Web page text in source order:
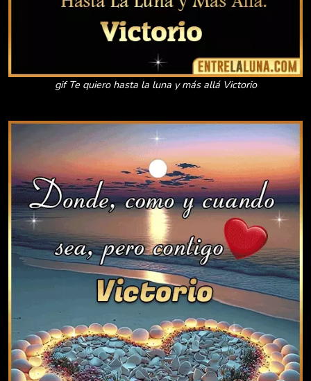
gif Te quiero hasta la luna y más allá Victorio